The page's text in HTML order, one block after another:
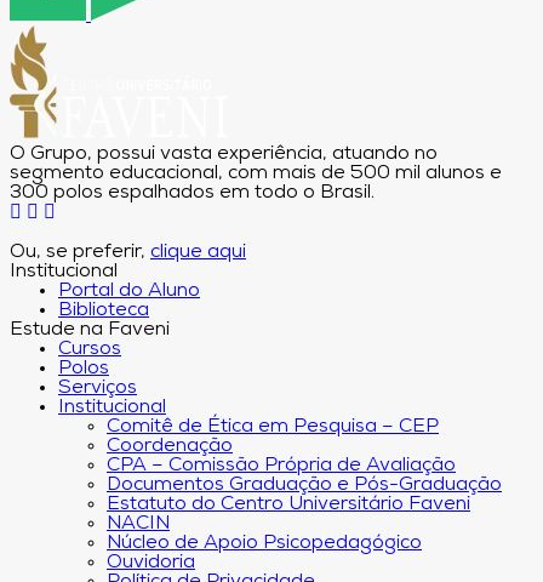
O Grupo, possui vasta experiência, atuando no
segmento educacional, com mais de 500 mil alunos e
300 polos espalhados em todo o Brasil.
Ou, se preferir, clique aqui
Institucional
Portal do Aluno
Biblioteca
Estude na Faveni
Cursos
Polos
Serviços
Institucional
Comitê de Ética em Pesquisa – CEP
Coordenação
CPA – Comissão Própria de Avaliação
Documentos Graduação e Pós-Graduação
Estatuto do Centro Universitário Faveni
NACIN
Núcleo de Apoio Psicopedagógico
Ouvidoria